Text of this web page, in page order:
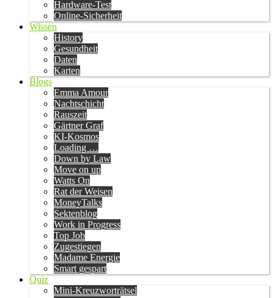
Hardware-Test
Online-Sicherheit
Wissen
History
Gesundheit
Daten
Karten
Blogs
Emma Amour
Nachtschicht
Rauszeit
Gärtner Graf
KI-Kosmos
Loading …
Down by Law
Move on up
Watts On
Rat der Weisen
MoneyTalks
Sektenblog
Work in Progress
Top Job
Zugestiegen
Madame Energie
Smart gespart
Quiz
Mini-Kreuzworträtsel